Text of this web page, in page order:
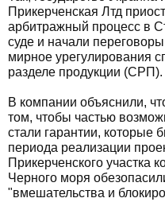
Прикерченская Лтд
арбитражный процесс в
суде и начали
мирное урегулирования
разделе продукции (СРП).
В компании объяснили,
том, чтобы частью
стали гарантии, которые
периода реализации
Прикерченского участка
Черного моря
"вмешательства и